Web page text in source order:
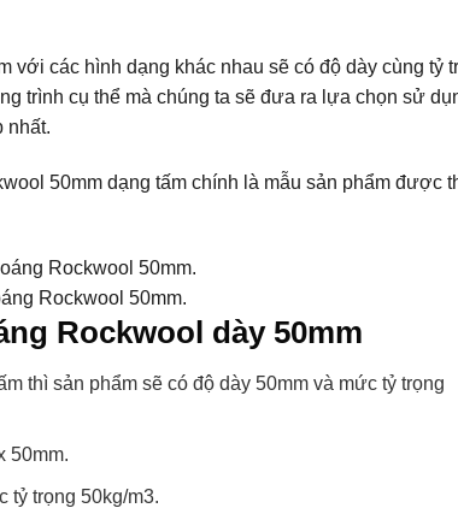
với các hình dạng khác nhau sẽ có độ dày cùng tỷ
trình cụ thể mà chúng ta sẽ đưa ra lựa chọn sử
nhất.
50mm dạng tấm chính là mẫu sản phẩm được
Rockwool 50mm.
Rockwool dày 50mm
thì sản phẩm sẽ có độ dày 50mm và mức tỷ trọng
50mm.
tỷ trọng 50kg/m3.